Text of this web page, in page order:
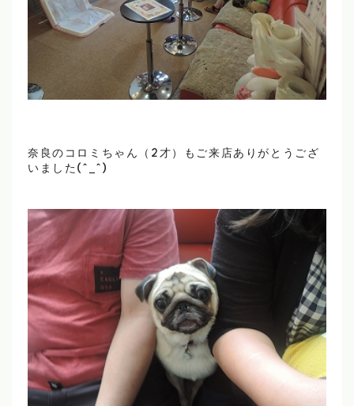
奈良のコロミちゃん（2才）もご来店ありがとうござ
いました(^_^)